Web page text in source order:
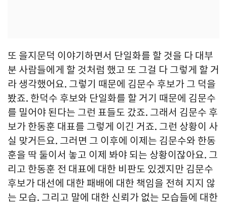
또 을지문덕 이야기하면서 단일화를 할 것을 다 대부
분 사람들에게 할 것처럼 했고 또 그걸 다 그렇게 할 거
라 생각했어요. 그렇기 때문에 김문수 후보가 그 덕을
봤죠. 한덕수 후보와 단일화를 할 거기 때문에 김문수
를 밀어야 된다는 그런 표들도 갔죠. 그래서 김문수 후
보가 한동훈 대표를 그렇게 이긴 거죠. 그런 상황이 사
실 맞거든요. 그러면 그 이후에 이제는 김문수와 한동
훈을 딱 둘이서 놓고 이제 봐야 되는 상황이잖아요. 그
리고 한동훈 전 대표에 대한 비판도 있겠지만 김문수
후보가 대선에 대한 패배에 대한 책임을 전혀 지지 않
는 모습. 그리고 말에 대한 신뢰가 없는 모습들에 대한